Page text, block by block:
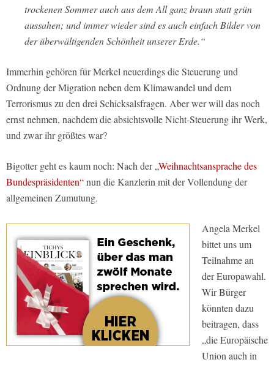
trockenen Sommer auch aus dem All ganz braun statt grün
aussahen; und immer wieder sind es auch einfach Bilder von
der überwältigenden Schönheit unserer Erde.“
Immerhin gehören für Merkel neuerdings die Steuerung und
Ordnung der Migration neben dem Klimawandel und dem
Terrorismus zu den drei Schicksalsfragen. Aber wer will das noch
ernst nehmen, nachdem die absichtsvolle Nicht-Steuerung ihr Werk,
und zwar ihr größtes war?
Bigotter geht es kaum noch: Nach der„Weihnachtsansprache des
Bundespräsidenten“nun die Kanzlerin mit der Vollendung der
allgemeinen Zumutung.
Angela Merkel
bittet uns um
Teilnahme an
der Europawahl.
Wir Bürger
könnten dazu
beitragen, dass
„die Europäische
Union auch in